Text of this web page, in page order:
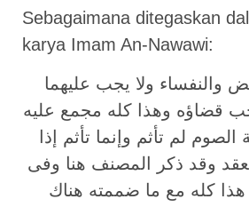
Sebagaimana ditegaskan
karya Imam An-Nawawi:
والنفساء ولا يجب عليهما
قضاؤه وهذا كله مجمع عليه
لم تأثم وإنما تأثم إذا
وقد ذكر المصنف هنا وفى
كله مع ما ضممته هناك